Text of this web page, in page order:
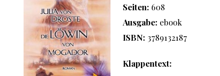
Seiten: 608
Ausgabe: ebook
ISBN: 3789132187
Klappentext: